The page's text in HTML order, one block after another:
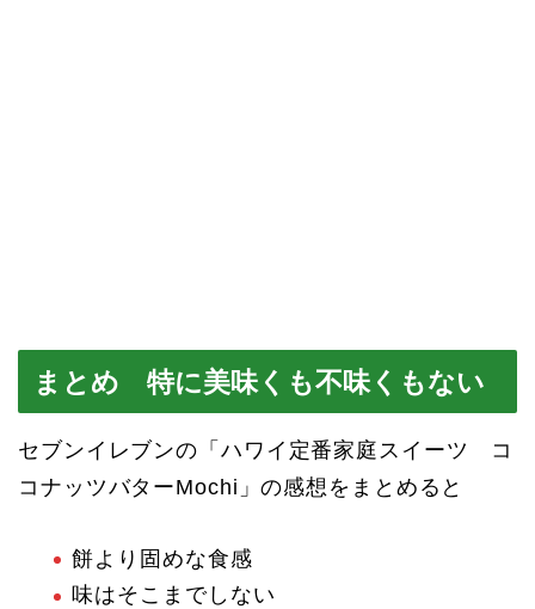
まとめ 特に美味くも不味くもない
セブンイレブンの「ハワイ定番家庭スイーツ コ
コナッツバターMochi」の感想をまとめると
餅より固めな食感
味はそこまでしない